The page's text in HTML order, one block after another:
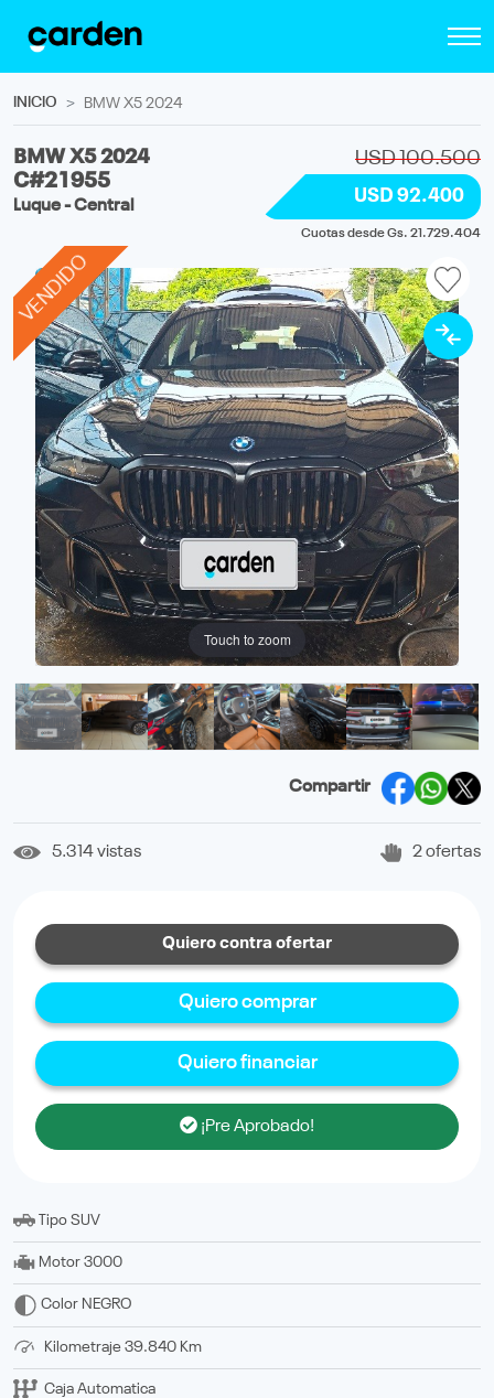
INICIO BMW X5 2024
BMW X5 2024
C#21955
Luque - Central
USD 100.500
USD 92.400
Cuotas desde Gs. 21.729.404
VENDIDO
Touch to zoom
Compartir
5.314 vistas 2 ofertas
Quiero contra ofertar
Quiero comprar
Quiero financiar
¡Pre Aprobado!
Tipo SUV
Motor 3000
Color NEGRO
Kilometraje 39.840 Km
Caja Automatica